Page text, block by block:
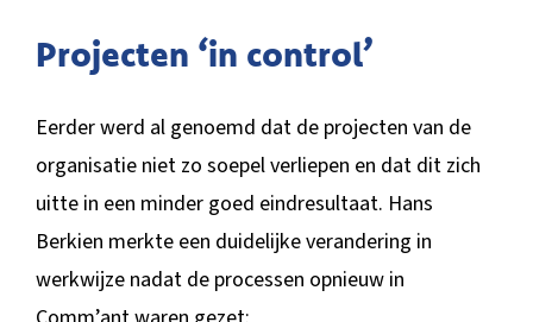
Projecten ‘in control’
Eerder werd al genoemd dat de projecten van de
organisatie niet zo soepel verliepen en dat dit zich
uitte in een minder goed eindresultaat. Hans
Berkien merkte een duidelijke verandering in
werkwijze nadat de processen opnieuw in